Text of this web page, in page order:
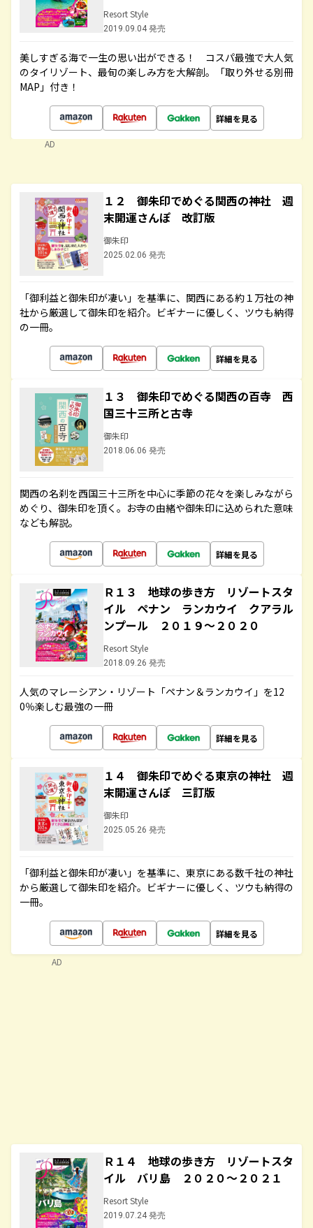
Resort Style
2019.09.04 発売
美しすぎる海で一生の思い出ができる！ コスパ最強で大人気
のタイリゾート、最旬の楽しみ方を大解剖。「取り外せる別冊
MAP」付き！
詳細を見る
AD
１２ 御朱印でめぐる関西の神社 週
末開運さんぽ 改訂版
御朱印
2025.02.06 発売
「御利益と御朱印が凄い」を基準に、関西にある約１万社の神
社から厳選して御朱印を紹介。ビギナーに優しく、ツウも納得
の一冊。
詳細を見る
１３ 御朱印でめぐる関西の百寺 西
国三十三所と古寺
御朱印
2018.06.06 発売
関西の名刹を西国三十三所を中心に季節の花々を楽しみながら
めぐり、御朱印を頂く。お寺の由緒や御朱印に込められた意味
なども解説。
詳細を見る
Ｒ１３ 地球の歩き方 リゾートスタ
イル ペナン ランカウイ クアラル
ンプール ２０１９～２０２０
Resort Style
2018.09.26 発売
人気のマレーシアン・リゾート「ペナン＆ランカウイ」を12
0％楽しむ最強の一冊
詳細を見る
１４ 御朱印でめぐる東京の神社 週
末開運さんぽ 三訂版
御朱印
2025.05.26 発売
「御利益と御朱印が凄い」を基準に、東京にある数千社の神社
から厳選して御朱印を紹介。ビギナーに優しく、ツウも納得の
一冊。
詳細を見る
Ｒ１４ 地球の歩き方 リゾートスタ
イル バリ島 ２０２０～２０２１
Resort Style
2019.07.24 発売
AD